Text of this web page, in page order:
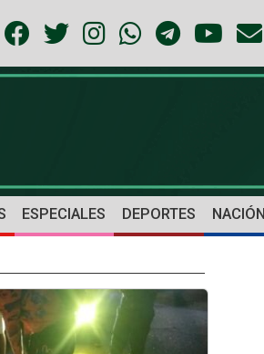
ESPECIALES DEPORTES NACIÓN